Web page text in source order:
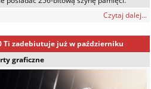
Czytaj dalej...
Ti zadebiutuje już w październiku
graficzne